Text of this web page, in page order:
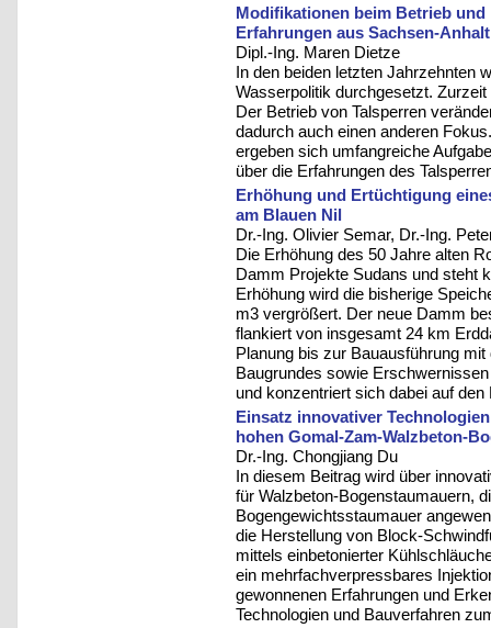
Modifikationen beim Betrieb
Erfahrungen aus Sachsen-Anhalt
Dipl.-Ing. Maren Dietze
In den beiden letzten Jahrzehnten
Wasserpolitik durchgesetzt.
Der Betrieb von Talsperren
dadurch auch einen anderen
ergeben sich umfangreiche
über die Erfahrungen des
Erhöhung und Ertüchtigung
am Blauen Nil
Dr.-Ing. Olivier Semar, Dr.-Ing.
Die Erhöhung des 50 Jahre alten
Damm Projekte Sudans und steht
Erhöhung wird die bisherige
m3 vergrößert. Der neue Damm
flankiert von insgesamt 24 km
Planung bis zur Bauausführung
Baugrundes sowie
und konzentriert sich dabei auf den
Einsatz innovativer
hohen Gomal-Zam-Walzbeton-
Dr.-Ing. Chongjiang Du
In diesem Beitrag wird über
für Walzbeton-Bogenstaumauern,
Bogengewichtsstaumauer
die Herstellung von Block-
mittels einbetonierter
ein mehrfachverpressbares
gewonnenen Erfahrungen und
Technologien und Bauverfahren